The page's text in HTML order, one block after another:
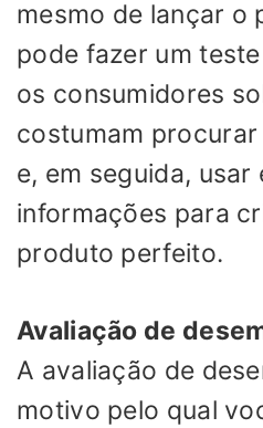
mesmo de lançar o
pode fazer um
os consumidores
costumam
e, em seguida, usar
informações para
produto perfeito.
Avaliação de
A avaliação de
motivo pelo qual